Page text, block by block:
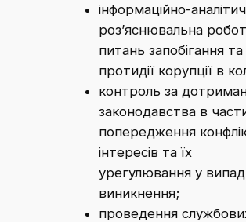
інформаційно-
роз’яснювальна
питань запобігання та
протидії корупції в
контроль за
законодавства в
попередження
інтересів та їх
урегулювання у
виникнення;
проведення